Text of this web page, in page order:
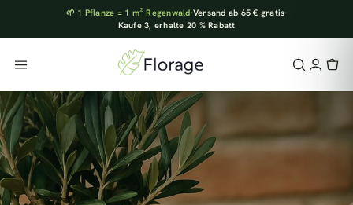
🌱 1 Pflanze = 1 m² Regenwald·Versand ab 65 € gratis·
Kaufe 3, erhalte 20 % Rabatt